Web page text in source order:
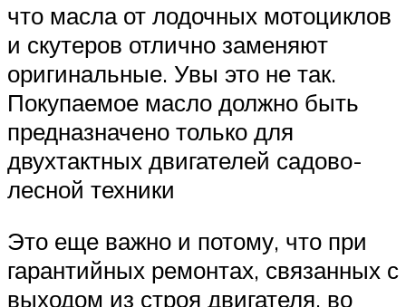
что масла от лодочных мотоциклов
и скутеров отлично заменяют
оригинальные. Увы это не так.
Покупаемое масло должно быть
предназначено только для
двухтактных двигателей садово-
лесной техники
Это еще важно и потому, что при
гарантийных ремонтах, связанных с
выходом из строя двигателя, во